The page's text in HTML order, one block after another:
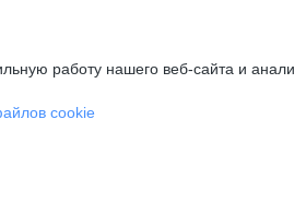
работу нашего веб-сайта и
cookie